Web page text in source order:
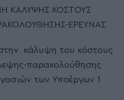
ΚΑΛΥΨΗΣ ΚΟΣΤΟΥΣ
ΕΡΕΥΝΑΣ
κάλυψη του κόστους
παρακολούθησης
των Υποέργων 1